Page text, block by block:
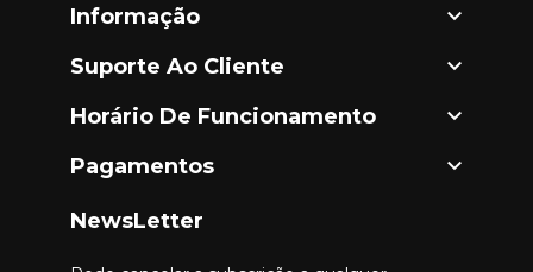
Informação 
Suporte Ao Cliente 
Horário De Funcionamento 
Pagamentos 
NewsLetter